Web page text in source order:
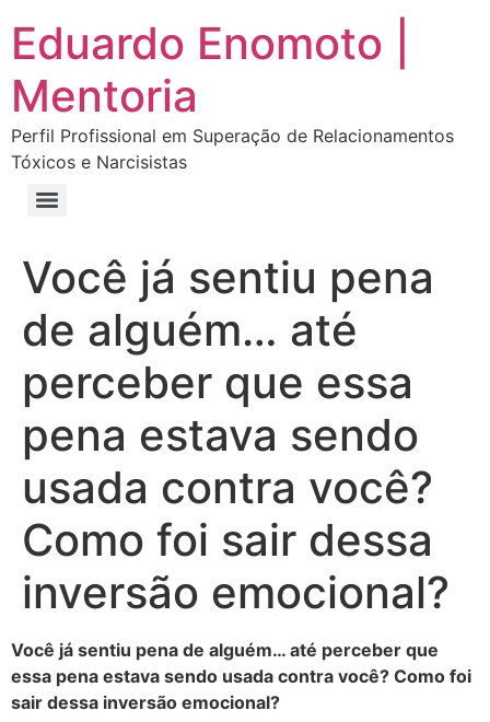
Eduardo Enomoto |
Mentoria
Perfil Profissional em Superação de Relacionamentos
Tóxicos e Narcisistas
Você já sentiu pena
de alguém… até
perceber que essa
pena estava sendo
usada contra você?
Como foi sair dessa
inversão emocional?
Você já sentiu pena de alguém… até perceber que
essa pena estava sendo usada contra você? Como foi
sair dessa inversão emocional?